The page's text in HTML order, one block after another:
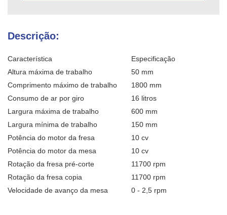
Descrição:
Característica
Especificação
Altura máxima de trabalho
50 mm
Comprimento máximo de trabalho
1800 mm
Consumo de ar por giro
16 litros
Largura máxima de trabalho
600 mm
Largura mínima de trabalho
150 mm
Potência do motor da fresa
10 cv
Potência do motor da mesa
10 cv
Rotação da fresa pré-corte
11700 rpm
Rotação da fresa copia
11700 rpm
Velocidade de avanço da mesa
0 - 2,5 rpm